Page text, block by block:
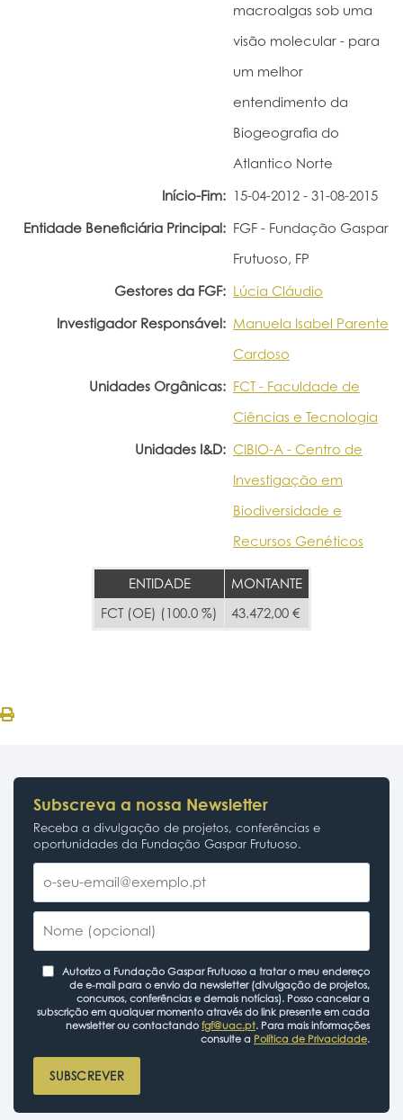
macroalgas sob uma
visão molecular - para
um melhor
entendimento da
Biogeografia do
Atlantico Norte
Início-Fim: 15-04-2012 - 31-08-2015
Entidade Beneficiária Principal: FGF - Fundação Gaspar
Frutuoso, FP
Gestores da FGF: Lúcia Cláudio
Investigador Responsável: Manuela Isabel Parente
Cardoso
Unidades Orgânicas: FCT - Faculdade de
Ciências e Tecnologia
Unidades I&D: CIBIO-A - Centro de
Investigação em
Biodiversidade e
Recursos Genéticos
ENTIDADE
MONTANTE
FCT (OE) (100.0 %)
43.472,00 €
Subscreva a nossa Newsletter
Receba a divulgação de projetos, conferências e
oportunidades da Fundação Gaspar Frutuoso.
Autorizo a Fundação Gaspar Frutuoso a tratar o meu endereço
de e-mail para o envio da newsletter (divulgação de projetos,
concursos, conferências e demais notícias). Posso cancelar a
subscrição em qualquer momento através do link presente em cada
newsletter ou contactando fgf@uac.pt. Para mais informações
consulte a Política de Privacidade.
SUBSCREVER